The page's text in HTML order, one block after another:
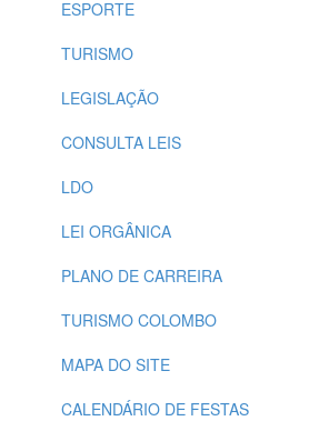
ESPORTE
TURISMO
LEGISLAÇÃO
CONSULTA LEIS
LDO
LEI ORGÂNICA
PLANO DE CARREIRA
TURISMO COLOMBO
MAPA DO SITE
CALENDÁRIO DE FESTAS